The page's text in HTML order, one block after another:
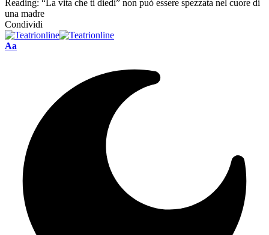
Reading: “La vita che ti diedi” non può essere spezzata nel cuore di
una madre
Condividi
Font
Aa